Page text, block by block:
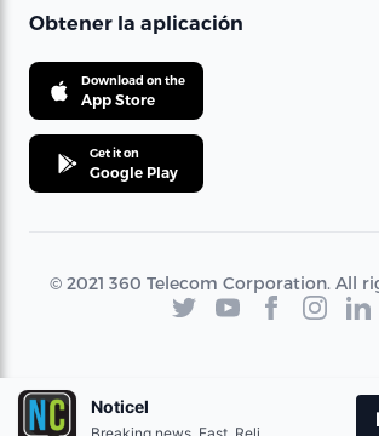
Obtener la aplicación
Download on the
App Store
Get it on
Google Play
© 2021 360 Telecom Corporation. All
Noticel